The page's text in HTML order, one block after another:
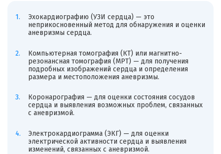
Эхокардиографию (УЗИ сердца) — это
неприкосновенный метод для обнаружения и оценки
аневризмы сердца.
Компьютерная томография (КТ) или магнитно-
резонансная томография (МРТ) — для получения
подробных изображений сердца и определения
размера и местоположения аневризмы.
Коронарография — для оценки состояния сосудов
сердца и выявления возможных проблем, связанных
с аневризмой.
Электрокардиограмма (ЭКГ) — для оценки
электрической активности сердца и выявления
изменений, связанных с аневризмой.